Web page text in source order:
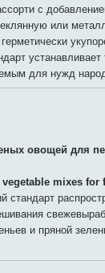
с
или
для нужд
овощей для
vegetable mixes
стандарт
и пряной